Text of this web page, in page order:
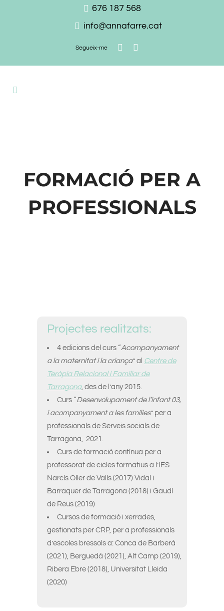
676 187 568
info@annafarre.cat
Segueix-me
FORMACIÓ PER A
PROFESSIONALS
Projectes realitzats:
4 edicions del curs “Acompanyament
a la maternitat i la criança” al Centre de
Teràpia Relacional i Familiar de
Tarragona, des de l’any 2015.
Curs “Desenvolupament de l’infant 03,
i acompanyament a les famílies” per a
professionals de Serveis socials de
Tarragona, 2021.
Curs de formació contínua per a
professorat de cicles formatius a l’IES
Narcís Oller de Valls (2017) Vidal i
Barraquer de Tarragona (2018) i Gaudí
de Reus (2019)
Cursos de formació i xerrades,
gestionats per CRP, per a professionals
d’escoles bressols a: Conca de Barberà
(2021), Berguedà (2021), Alt Camp (2019),
Ribera Ebre (2018), Universitat Lleida
(2020)